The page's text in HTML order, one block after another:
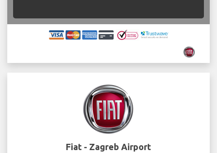
Fiat - Zagreb Airport